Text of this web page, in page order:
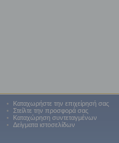
•
Καταχωρήστε την επιχείρησή σας
•
Στείλτε την προσφορά σας
•
Καταχώρηση συντεταγμένων
•
Δείγματα ιστοσελίδων